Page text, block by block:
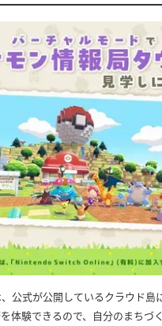
公式が公開しているクラウド島
体験できるので、自分のまちづ